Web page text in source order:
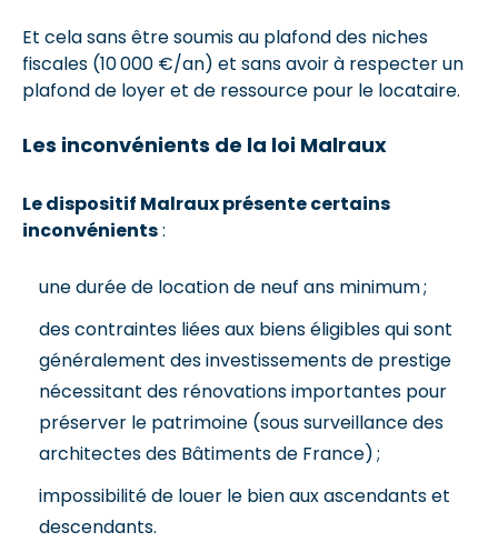
Et cela sans être soumis au plafond des niches
fiscales (10 000 €/an) et sans avoir à respecter un
plafond de loyer et de ressource pour le locataire.
Les inconvénients de la loi Malraux
Le dispositif Malraux présente certains
inconvénients:
une durée de location de neuf ans minimum ;
des contraintes liées aux biens éligibles qui sont
généralement des investissements de prestige
nécessitant des rénovations importantes pour
préserver le patrimoine (sous surveillance des
architectes des Bâtiments de France) ;
impossibilité de louer le bien aux ascendants et
descendants.